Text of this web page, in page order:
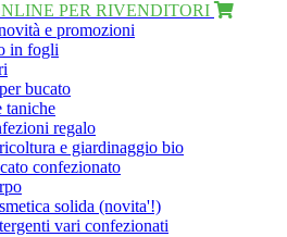
PER RIVENDITORI
e promozioni
in fogli
bucato
taniche
regalo
e giardinaggio bio
confezionato
solida (novita'!)
vari confezionati